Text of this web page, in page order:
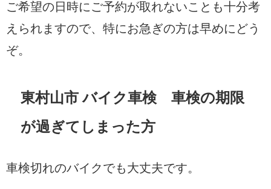
ご希望の日時にご予約が取れないことも十分考
えられますので、特にお急ぎの方は早めにどう
ぞ。
東村山市 バイク車検 車検の期限
が過ぎてしまった方
車検切れのバイクでも大丈夫です。